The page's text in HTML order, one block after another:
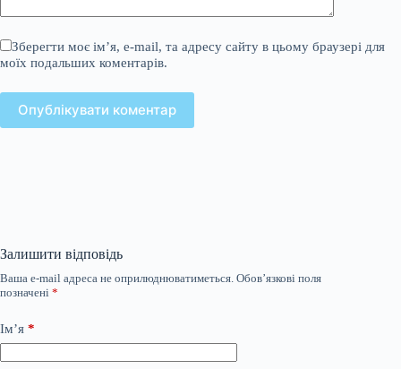
Зберегти моє ім’я, e-mail, та адресу сайту в цьому браузері для
моїх подальших коментарів.
Опублікувати коментар
Залишити відповідь
Ваша e-mail адреса не оприлюднюватиметься. Обов’язкові поля
позначені *
Ім’я *